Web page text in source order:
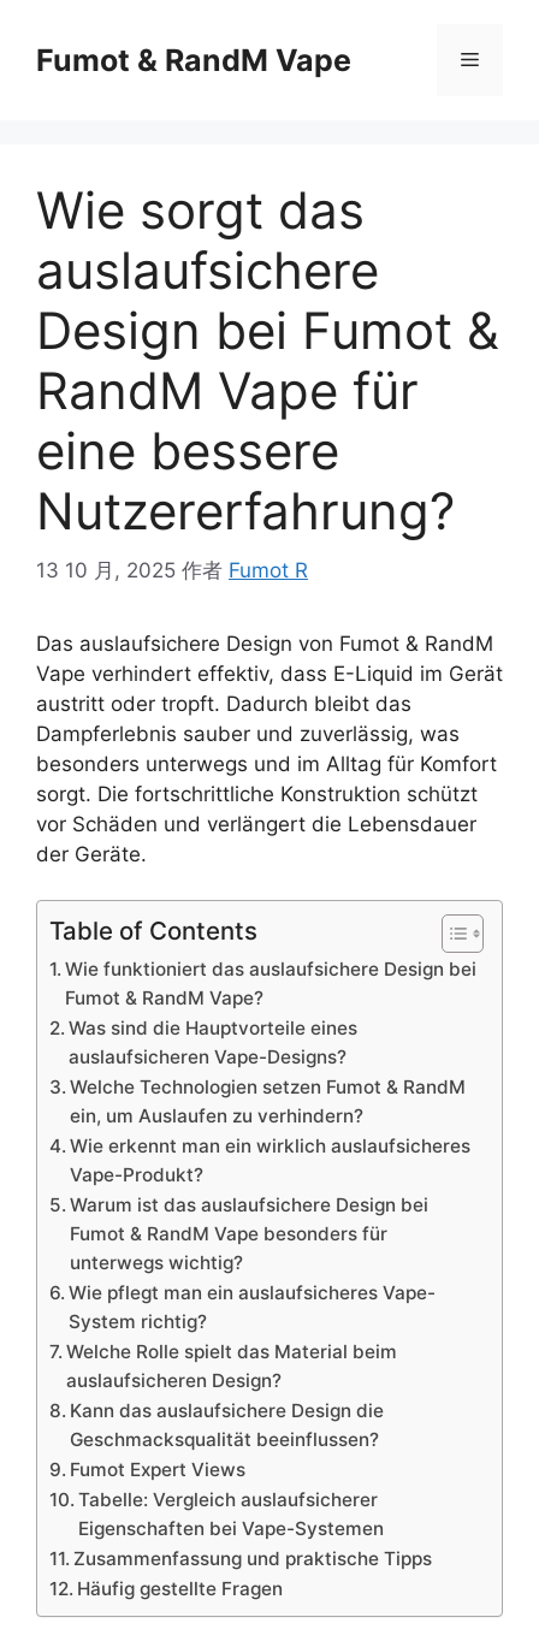
Fumot & RandM Vape
Wie sorgt das
auslaufsichere
Design bei Fumot &
RandM Vape für
eine bessere
Nutzererfahrung?
13 10 月, 2025 作者 Fumot R
Das auslaufsichere Design von Fumot & RandM
Vape verhindert effektiv, dass E-Liquid im Gerät
austritt oder tropft. Dadurch bleibt das
Dampferlebnis sauber und zuverlässig, was
besonders unterwegs und im Alltag für Komfort
sorgt. Die fortschrittliche Konstruktion schützt
vor Schäden und verlängert die Lebensdauer
der Geräte.
Table of Contents
Wie funktioniert das auslaufsichere Design bei
Fumot & RandM Vape?
Was sind die Hauptvorteile eines
auslaufsicheren Vape-Designs?
Welche Technologien setzen Fumot & RandM
ein, um Auslaufen zu verhindern?
Wie erkennt man ein wirklich auslaufsicheres
Vape-Produkt?
Warum ist das auslaufsichere Design bei
Fumot & RandM Vape besonders für
unterwegs wichtig?
Wie pflegt man ein auslaufsicheres Vape-
System richtig?
Welche Rolle spielt das Material beim
auslaufsicheren Design?
Kann das auslaufsichere Design die
Geschmacksqualität beeinflussen?
Fumot Expert Views
Tabelle: Vergleich auslaufsicherer
Eigenschaften bei Vape-Systemen
Zusammenfassung und praktische Tipps
Häufig gestellte Fragen